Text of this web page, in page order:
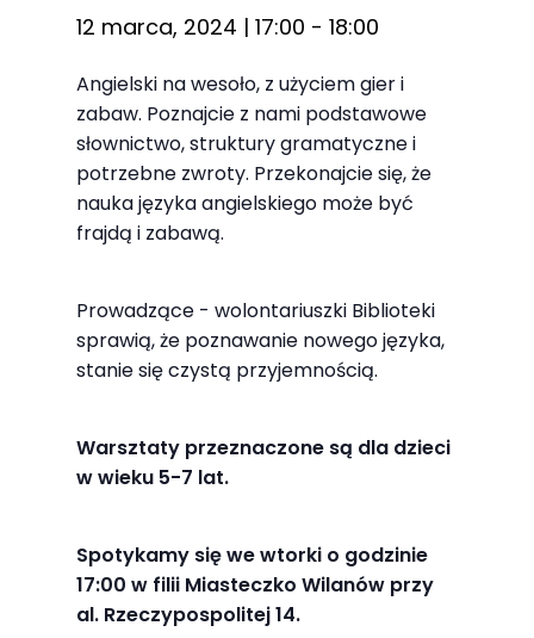
12 marca, 2024 | 17:00 - 18:00
Angielski na wesoło, z użyciem gier i
zabaw. Poznajcie z nami podstawowe
słownictwo, struktury gramatyczne i
potrzebne zwroty. Przekonajcie się, że
nauka języka angielskiego może być
frajdą i zabawą.
Prowadzące - wolontariuszki Biblioteki
sprawią, że poznawanie nowego języka,
stanie się czystą przyjemnością.
Warsztaty przeznaczone są dla dzieci
w wieku 5-7 lat.
Spotykamy się we wtorki o godzinie
17:00 w filii Miasteczko Wilanów przy
al. Rzeczypospolitej 14.
funkcjonowania
strony
internetowej.
Statystyka
Abyśmy mogli
funkcjonalność
strony
tego, jak
strona jest
Doświadczenie